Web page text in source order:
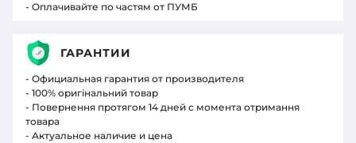
- Оплачивайте по частям от ПУМБ
ГАРАНТИИ
- Официальная гарантия от производителя
- 100% оригінальний товар
- Повернення протягом 14 дней с момента отримання
товара
- Актуальное наличие и цена